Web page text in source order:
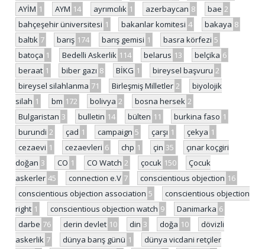
AYİM 1 AYM 14 ayrımcılık 1 azerbaycan 8 bae 2
bahçeşehir üniversitesi 1 bakanlar komitesi 4 bakaya 8
baltık 7 barış 174 barış gemisi 1 basra körfezi 5
batoça 1 Bedelli Askerlik 114 belarus 13 belçika 6
beraat 1 biber gazı 8 BİKG 1 bireysel başvuru 2
bireysel silahlanma 71 Birleşmiş Milletler 2
biyolojik
silah 1 bm 172 bolivya 2 bosna hersek 2
Bulgaristan 3 bulletin 14 bülten 11 burkina faso 1
burundi 2 çad 1 campaign 5 çarşı 1 çekya 1
cezaevi 1 cezaevleri 6 chp 1 çin 35
çınar koçgiri
doğan 3 CO 1 CO Watch 2 çocuk 150
Çocuk
askerler 45 connection e.V 7 conscientious objection 16
conscientious objection association 5
conscientious objection
right 1 conscientious objection watch 9 Danimarka 6
darbe 76 derin devlet 10 din 3 doğa 10
dövizli
askerlik 7 dünya barış günü 1
dünya vicdani retçiler